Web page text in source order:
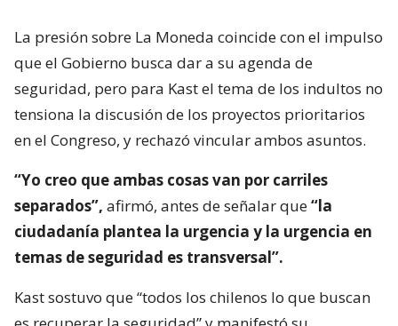
La presión sobre La Moneda coincide con el impulso
que el Gobierno busca dar a su agenda de
seguridad, pero para Kast el tema de los indultos no
tensiona la discusión de los proyectos prioritarios
en el Congreso, y rechazó vincular ambos asuntos.
“Yo creo que ambas cosas van por carriles
separados”, afirmó, antes de señalar que“la
ciudadanía plantea la urgencia y la urgencia en
temas de seguridad es transversal”.
Kast sostuvo que “todos los chilenos lo que buscan